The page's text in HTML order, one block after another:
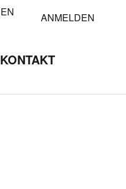
EN ANMELDEN
KONTAKT